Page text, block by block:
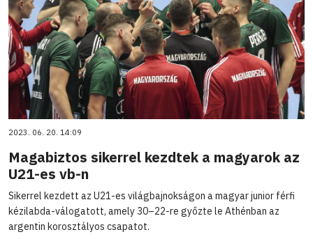
2023. 06. 20. 14:09
Magabiztos sikerrel kezdtek a magyarok az
U21-es vb-n
Sikerrel kezdett az U21-es világbajnokságon a magyar junior férfi
kézilabda-válogatott, amely 30–22-re győzte le Athénban az
argentin korosztályos csapatot.